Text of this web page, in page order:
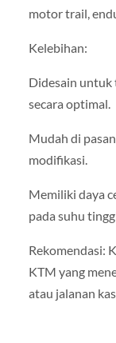
motor trail,
Kelebihan:
Didesain
secara optimal.
Mudah di
modifikasi.
Memiliki daya
pada suhu
Rekomendasi:
KTM yang
atau jalanan